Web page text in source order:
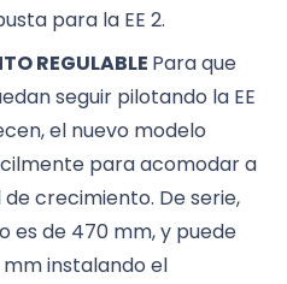
para la EE 2.
REGULABLE Para que
seguir pilotando la EE
el nuevo modelo
para acomodar a
crecimiento. De serie,
es de 470 mm, y puede
instalando el